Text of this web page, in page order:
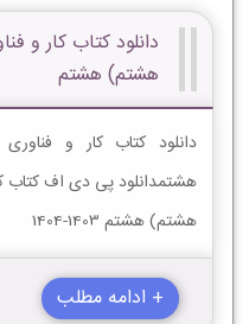
دانلود کتاب کار و
هشتم) هشتم
دانلود کتاب کار و
هشتمدانلود پی دی اف کتاب
هشتم) هشتم 1403-1404
+ ادامه مطلب